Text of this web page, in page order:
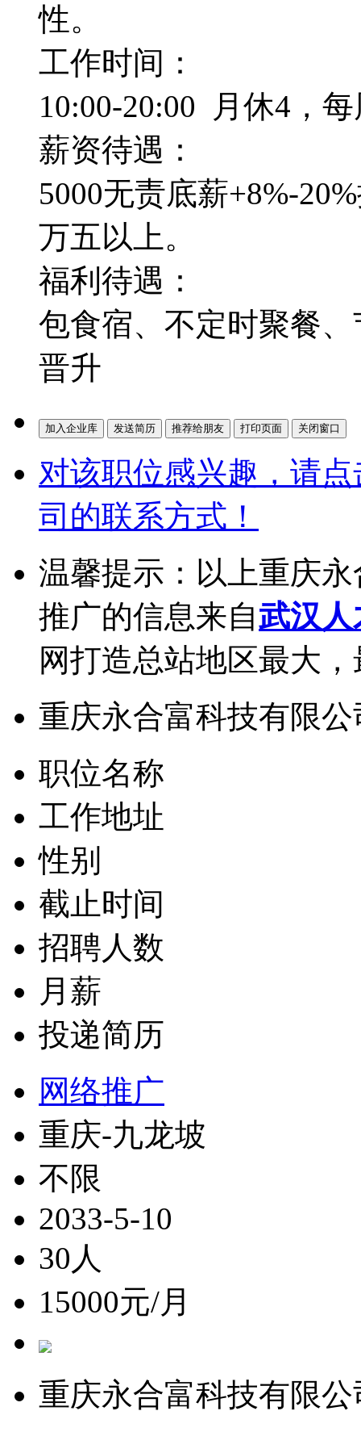
性。
工作时间：
10:00-20:00 月休4，
薪资待遇：
5000无责底薪+8%-
万五以上。
福利待遇：
包食宿、不定时聚餐
晋升
对该职位感兴趣，请
司的联系方式！
温馨提示：以上重庆
推广的信息来自武汉人
网打造总站地区最大
重庆永合富科技有限
职位名称
工作地址
性别
截止时间
招聘人数
月薪
投递简历
网络推广
重庆-九龙坡
不限
2033-5-10
30人
15000元/月
重庆永合富科技有限